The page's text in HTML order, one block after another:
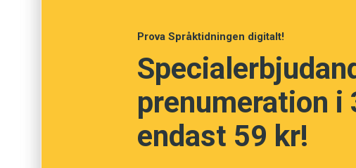
Prova Språktidningen digitalt!
prenumeration i
endast 59 kr!